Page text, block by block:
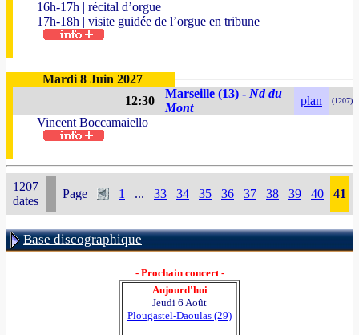
16h-17h | récital d’orgue
17h-18h | visite guidée de l’orgue en tribune
Mardi 8 Juin 2027
12:30
Marseille (13) - Nd du
Mont
plan (1207)
Vincent Boccamaiello
1207
dates
Page 1 ... 33 34 35 36 37 38 39 40 41
Base discographique
- Prochain concert -
Aujourd'hui
Jeudi 6 Août
Plougastel-Daoulas (29)